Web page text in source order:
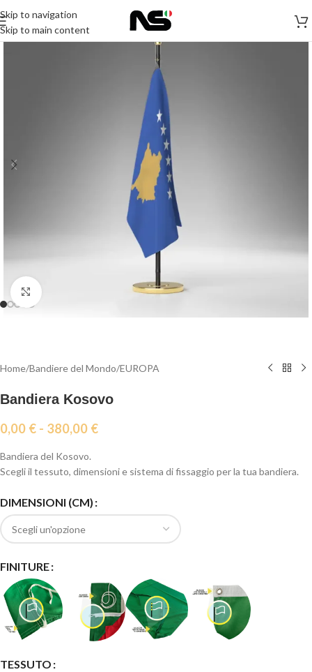
Skip to navigation
Skip to main content
Click to enlarge
Home/Bandiere del Mondo/EUROPA
Bandiera Kosovo
0,00 € - 380,00 €
Bandiera del Kosovo.
Scegli il tessuto, dimensioni e sistema di fissaggio per la tua bandiera.
DIMENSIONI (CM)
FINITURE
TESSUTO